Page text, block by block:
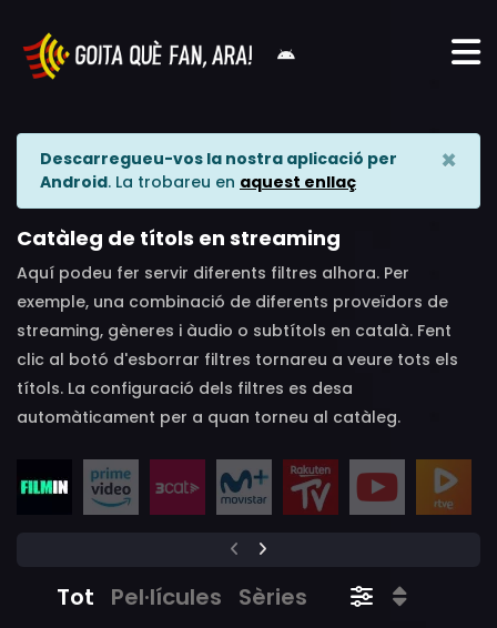
Descarregueu-vos la nostra aplicació per
Android. La trobareu en aquest enllaç
×
Catàleg de títols en streaming
Aquí podeu fer servir diferents filtres alhora. Per
exemple, una combinació de diferents proveïdors de
streaming, gèneres i àudio o subtítols en català. Fent
clic al botó d'esborrar filtres tornareu a veure tots els
títols. La configuració dels filtres es desa
automàticament per a quan torneu al catàleg.
Tot Pel·lícules Sèries